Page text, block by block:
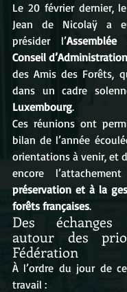
Le 20 février dernier,
Jean de Nicolaÿ a
présider l’Assemblée
Conseil d’Administration
des Amis des Forêts,
dans un cadre
Luxembourg.
Ces réunions ont
bilan de l’année
orientations à venir, et
préservation et à la
forêts françaises.
Des échanges
autour des
Fédération
À l’ordre du jour de
travail :